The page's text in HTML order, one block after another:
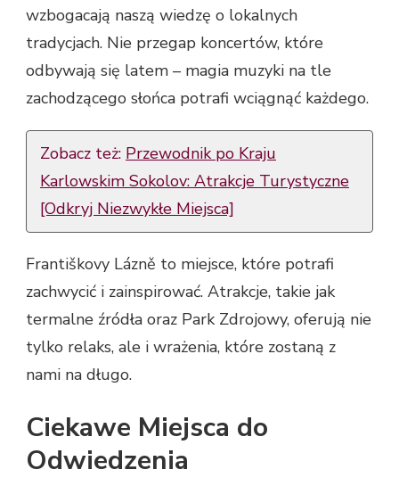
wzbogacają naszą wiedzę o lokalnych
tradycjach. Nie przegap koncertów, które
odbywają się latem – magia muzyki na tle
zachodzącego słońca potrafi wciągnąć każdego.
Zobacz też: Przewodnik po Kraju
Karlowskim Sokolov: Atrakcje Turystyczne
[Odkryj Niezwykłe Miejsca]
Františkovy Lázně to miejsce, które potrafi
zachwycić i zainspirować. Atrakcje, takie jak
termalne źródła oraz Park Zdrojowy, oferują nie
tylko relaks, ale i wrażenia, które zostaną z
nami na długo.
Ciekawe Miejsca do
Odwiedzenia